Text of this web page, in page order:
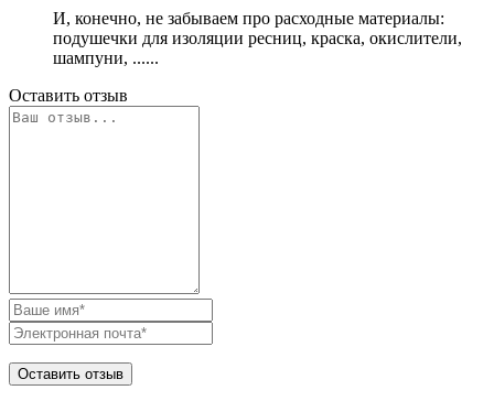
И, конечно, не забываем про расходные материалы:
подушечки для изоляции ресниц, краска, окислители,
шампуни, ......
Оставить отзыв